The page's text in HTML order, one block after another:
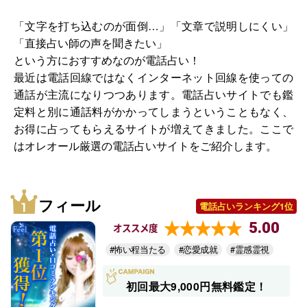
「文字を打ち込むのが面倒…」「文章で説明しにくい」
「直接占い師の声を聞きたい」
という方におすすめなのが電話占い！
最近は電話回線ではなくインターネット回線を使っての
通話が主流になりつつあります。電話占いサイトでも鑑
定料と別に通話料がかかってしまうということもなく、
お得に占ってもらえるサイトが増えてきました。ここで
はオレオール厳選の電話占いサイトをご紹介します。
フィール 電話占いランキング1位
オススメ度 5.00
#怖い程当たる #恋愛成就 #霊感霊視
初回最大9,000円無料鑑定！